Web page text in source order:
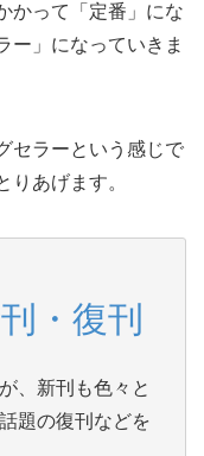
かって「定番」にな
ー」になっていきま
セラーという感じで
りあげます。
・復刊
、新刊も色々と
題の復刊などを